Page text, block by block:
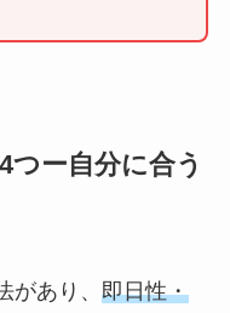
ー自分に合う
あり、 即日性・